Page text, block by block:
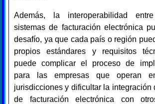
Además, la interoperabilidad
sistemas de facturación electrónica
desafío, ya que cada país o región
propios estándares y requisitos
puede complicar el proceso de
para las empresas que operan
jurisdicciones y dificultar la integración
de facturación electrónica con